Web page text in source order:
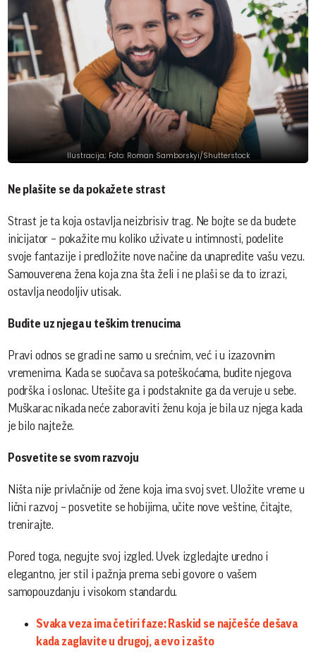
Ilustracija; Foto: Roman Samborskyi/Shutterstock
Ne plašite se da pokažete strast
Strast je ta koja ostavlja neizbrisiv trag. Ne bojte se da budete
inicijator – pokažite mu koliko uživate u intimnosti, podelite
svoje fantazije i predložite nove načine da unapredite vašu vezu.
Samouverena žena koja zna šta želi i ne plaši se da to izrazi,
ostavlja neodoljiv utisak.
Budite uz njega u teškim trenucima
Pravi odnos se gradi ne samo u srećnim, već i u izazovnim
vremenima. Kada se suočava sa poteškoćama, budite njegova
podrška i oslonac. Utešite ga i podstaknite ga da veruje u sebe.
Muškarac nikada neće zaboraviti ženu koja je bila uz njega kada
je bilo najteže.
Posvetite se svom razvoju
Ništa nije privlačnije od žene koja ima svoj svet. Uložite vreme u
lični razvoj – posvetite se hobijima, učite nove veštine, čitajte,
trenirajte.
Pored toga, negujte svoj izgled. Uvek izgledajte uredno i
elegantno, jer stil i pažnja prema sebi govore o vašem
samopouzdanju i visokom standardu.
Svaka veza ima četiri faze: Raskid se najčešće dešava
kada zaglavite u drugoj, a evo i zašto